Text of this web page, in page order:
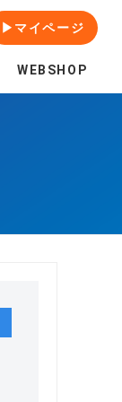
WEBSHOP
▶マイページ